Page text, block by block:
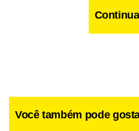
Você também pode